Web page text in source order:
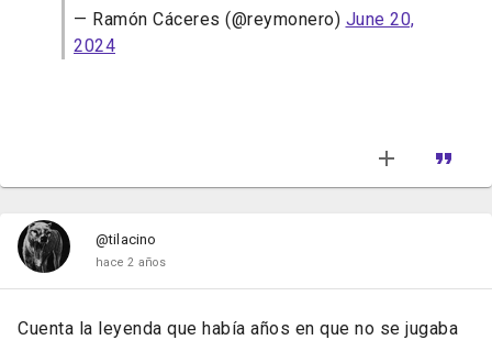
— Ramón Cáceres (@reymonero) June 20,
2024
@tilacino
hace 2 años
Cuenta la leyenda que había años en que no se jugaba